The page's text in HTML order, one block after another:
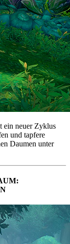
ein neuer Zyklus
und tapfere
Daumen unter